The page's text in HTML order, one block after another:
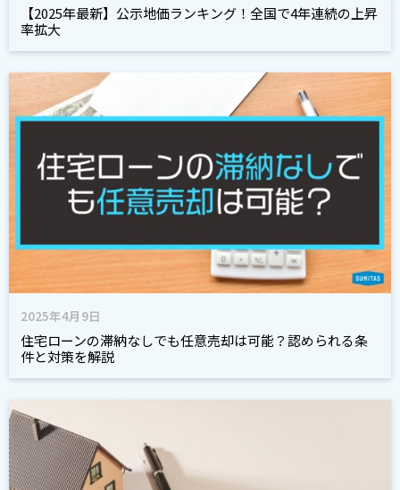
【2025年最新】公示地価ランキング！全国で4年連続の上昇
率拡大
2025年4月9日
住宅ローンの滞納なしでも任意売却は可能？認められる条
件と対策を解説